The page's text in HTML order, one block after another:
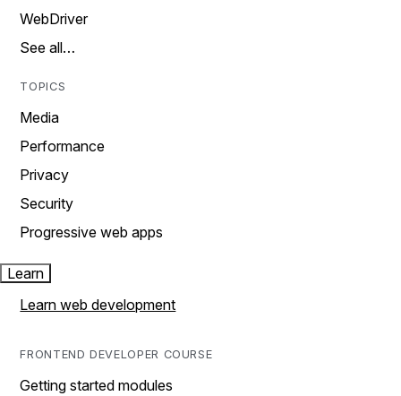
WebDriver
See all…
TOPICS
Media
Performance
Privacy
Security
Progressive web apps
Learn
Learn web development
FRONTEND DEVELOPER COURSE
Getting started modules